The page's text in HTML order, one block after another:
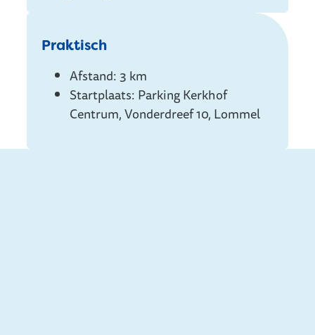
Info
Praktisch
Afstand: 3 km
Startplaats: Parking Kerkhof
Centrum, Vonderdreef 10, Lommel